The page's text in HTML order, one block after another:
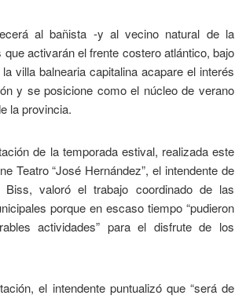
al bañista -y al vecino natural de la
activarán el frente costero atlántico, bajo
villa balnearia capitalina acapare el interés
y se posicione como el núcleo de verano
la provincia.
de la temporada estival, realizada este
Teatro “José Hernández”, el intendente de
Biss, valoró el trabajo coordinado de las
porque en escaso tiempo “pudieron
actividades” para el disfrute de los
el intendente puntualizó que “será de